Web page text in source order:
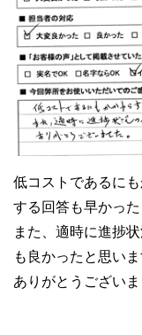
低コストであるに
する回答も早かった
また、適時に進捗
も良かったと思いま
ありがとうございま